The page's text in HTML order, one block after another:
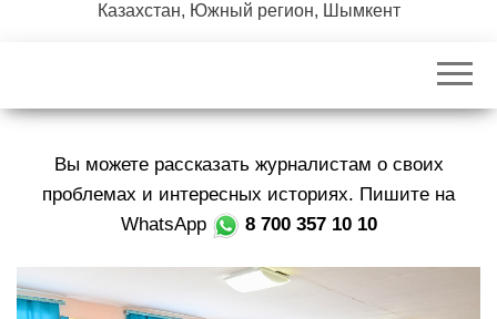
к
р
Казахстан, Южный регион, Шымкент
Вы можете рассказать журналистам о своих
проблемах и интересных историях. Пишите на
WhatsApp
8 700 357 10 10